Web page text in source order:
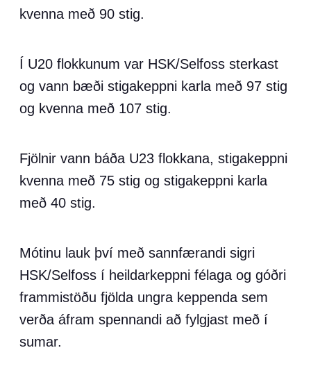
kvenna með 90 stig.
Í U20 flokkunum var HSK/Selfoss sterkast
og vann bæði stigakeppni karla með 97 stig
og kvenna með 107 stig.
Fjölnir vann báða U23 flokkana, stigakeppni
kvenna með 75 stig og stigakeppni karla
með 40 stig.
Mótinu lauk því með sannfærandi sigri
HSK/Selfoss í heildarkeppni félaga og góðri
frammistöðu fjölda ungra keppenda sem
verða áfram spennandi að fylgjast með í
sumar.